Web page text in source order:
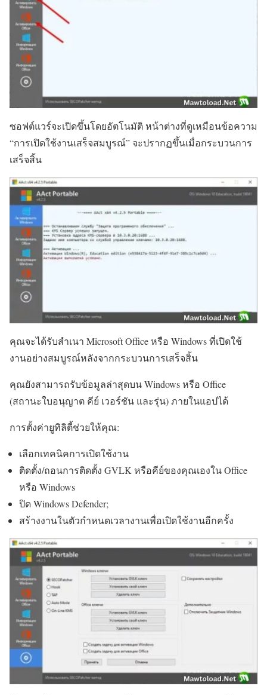
ซอฟต์แวร์จะเปิดขึ้นโดยอัตโนมัติ หน้าต่างที่ดูเหมือนข้อความ
“การเปิดใช้งานเสร็จสมบูรณ์” จะปรากฏขึ้นเมื่อกระบวนการ
เสร็จสิ้น
คุณจะได้รับสำเนา Microsoft Office หรือ Windows ที่เปิดใช้
งานอย่างสมบูรณ์หลังจากกระบวนการเสร็จสิ้น
คุณยังสามารถรับข้อมูลล่าสุดบน Windows หรือ Office
(สถานะใบอนุญาต คีย์ เวอร์ชัน และรุ่น) ภายในแอปได้
การตั้งค่ายูทิลิตี้ช่วยให้คุณ:
เลือกเทคนิคการเปิดใช้งาน
ติดตั้ง/ถอนการติดตั้ง GVLK หรือคีย์ของคุณเองใน Office
หรือ Windows
ปิด Windows Defender;
สร้างงานในตัวกำหนดเวลางานเพื่อเปิดใช้งานอีกครั้ง